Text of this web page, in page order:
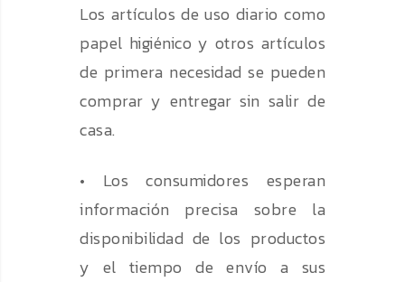
Los artículos de uso diario como
papel higiénico y otros artículos
de primera necesidad se pueden
comprar y entregar sin salir de
casa.
• Los consumidores esperan
información precisa sobre la
disponibilidad de los productos
y el tiempo de envío a sus